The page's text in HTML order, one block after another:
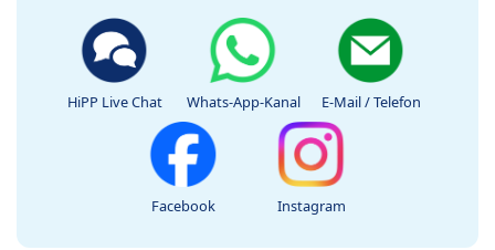
HiPP Live Chat Whats-App-Kanal E-Mail / Telefon
Facebook Instagram